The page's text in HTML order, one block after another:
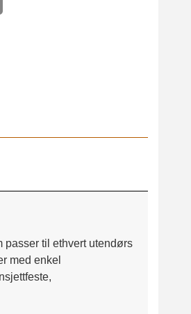
passer til ethvert utendørs
med enkel